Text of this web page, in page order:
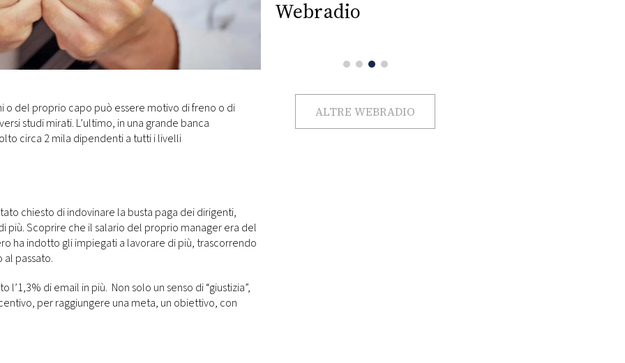
del proprio capo può essere motivo di freno o di
studi mirati. L’ultimo, in una grande banca
circa 2 mila dipendenti a tutti i livelli
chiesto di indovinare la busta paga dei dirigenti,
più. Scoprire che il salario del proprio manager era del
ha indotto gli impiegati a lavorare di più, trascorrendo
al passato.
l’1,3% di email in più. Non solo un senso di “giustizia”,
per raggiungere una meta, un obiettivo, con
Webradio
ALTRE WEBRADIO